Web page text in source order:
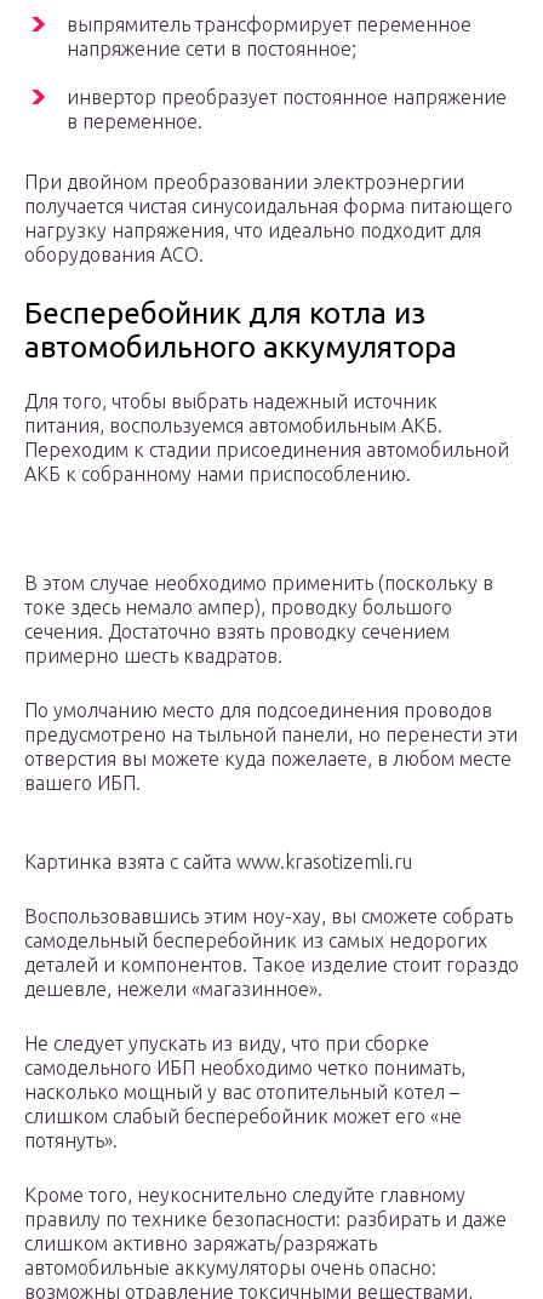
выпрямитель трансформирует переменное
напряжение сети в постоянное;
инвертор преобразует постоянное напряжение
в переменное.
При двойном преобразовании электроэнергии
получается чистая синусоидальная форма питающего
нагрузку напряжения, что идеально подходит для
оборудования АСО.
Бесперебойник для котла из
автомобильного аккумулятора
Для того, чтобы выбрать надежный источник
питания, воспользуемся автомобильным АКБ.
Переходим к стадии присоединения автомобильной
АКБ к собранному нами приспособлению.
В этом случае необходимо применить (поскольку в
токе здесь немало ампер), проводку большого
сечения. Достаточно взять проводку сечением
примерно шесть квадратов.
По умолчанию место для подсоединения проводов
предусмотрено на тыльной панели, но перенести эти
отверстия вы можете куда пожелаете, в любом месте
вашего ИБП.
Картинка взята с сайта www.krasotizemli.ru
Воспользовавшись этим ноу-хау, вы сможете собрать
самодельный бесперебойник из самых недорогих
деталей и компонентов. Такое изделие стоит гораздо
дешевле, нежели «магазинное».
Не следует упускать из виду, что при сборке
самодельного ИБП необходимо четко понимать,
насколько мощный у вас отопительный котел –
слишком слабый бесперебойник может его «не
потянуть».
Кроме того, неукоснительно следуйте главному
правилу по технике безопасности: разбирать и даже
слишком активно заряжать/разряжать
автомобильные аккумуляторы очень опасно:
возможны отравление токсичными веществами,